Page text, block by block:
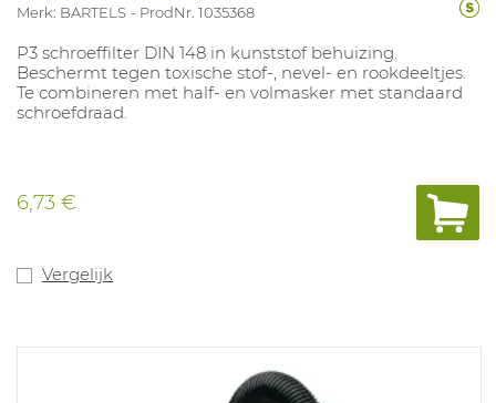
Merk: BARTELS ProdNr. 1035368
P3 schroeffilter DIN 148 in kunststof behuizing.
Beschermt tegen toxische stof-, nevel- en rookdeeltjes.
Te combineren met half- en volmasker met standaard
schroefdraad.
6,73 €
Vergelijk